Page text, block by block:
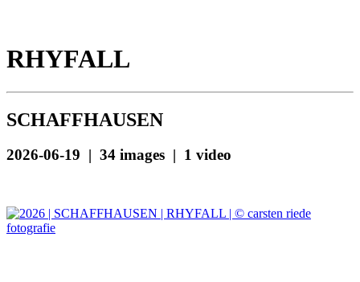
RHYFALL
SCHAFFHAUSEN
2026-06-19 | 34 images | 1 video